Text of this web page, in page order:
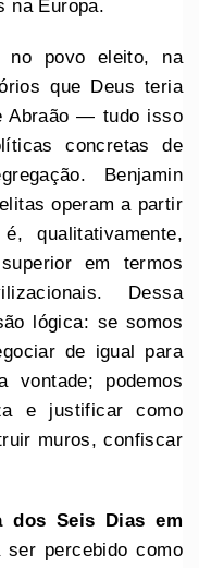
na Europa.
no povo eleito, na
que Deus teria
Abraão — tudo isso
concretas de
Benjamin
operam a partir
qualitativamente,
em termos
Dessa
lógica: se somos
de igual para
vontade; podemos
e justificar como
muros, confiscar
dos Seis Dias em
percebido como